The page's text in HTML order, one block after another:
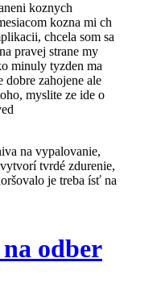
koznych
kozna mi ch
chcela som sa
pravej strane my
minuly tyzden ma
dobre zahojene ale
myslite ze ide o
na vypalovanie,
tvrdé zdurenie,
je treba ísť na
odber